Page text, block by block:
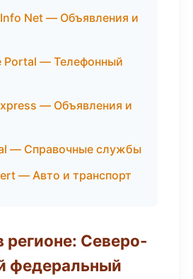
Net — Объявления и
Portal — Телефонный
— Объявления и
— Справочные службы
— Авто и транспорт
регионе: Северо-
федеральный